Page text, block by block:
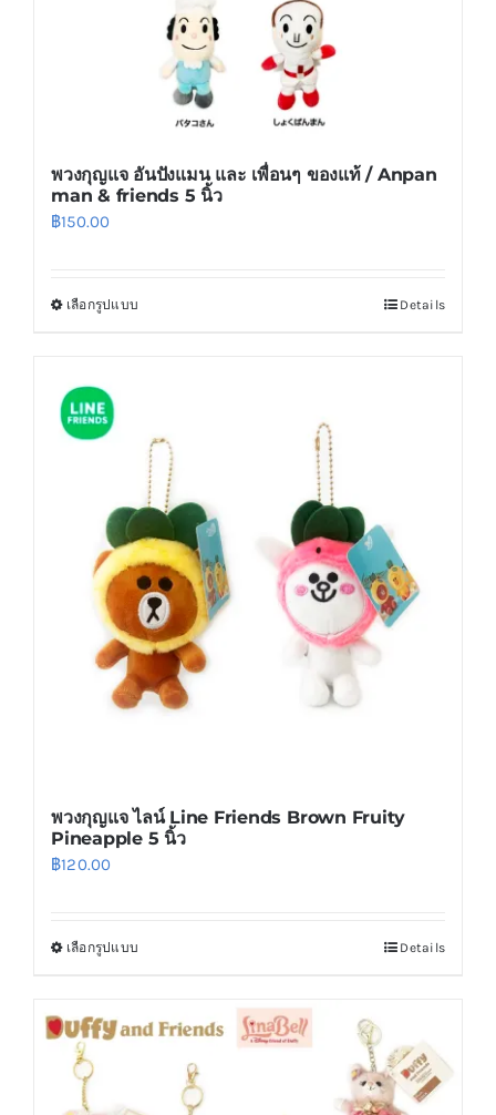
product
page
พวงกุญแจ อันปังแมน และ เพื่อนๆ ของแท้ / Anpan
man & friends 5 นิ้ว
฿150.00
เลือกรูปแบบ
variants.
The
options
may
be
chosen
on
the
product
page
Details
พวงกุญแจ ไลน์ Line Friends Brown Fruity
Pineapple 5 นิ้ว
฿120.00
เลือกรูปแบบ
variants.
The
Details